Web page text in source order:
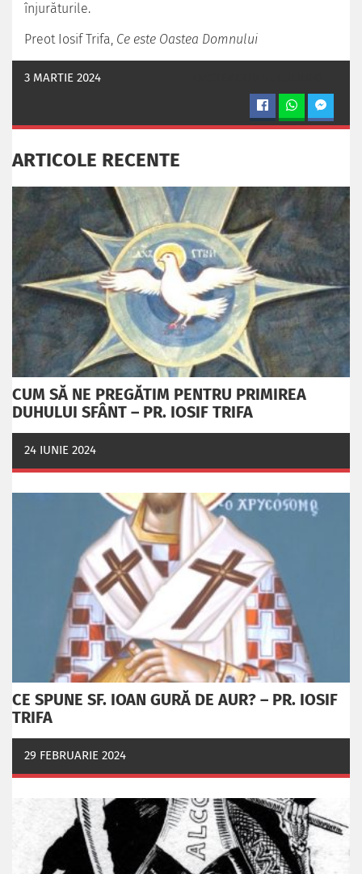
înjurăturile.
Preot Iosif Trifa, Ce este Oastea Domnului
3 MARTIE 2024
ARTICOLE RECENTE
CUM SĂ NE PREGĂTIM PENTRU PRIMIREA
DUHULUI SFÂNT – PR. IOSIF TRIFA
24 IUNIE 2024
CE SPUNE SF. IOAN GURĂ DE AUR? – PR. IOSIF
TRIFA
29 FEBRUARIE 2024